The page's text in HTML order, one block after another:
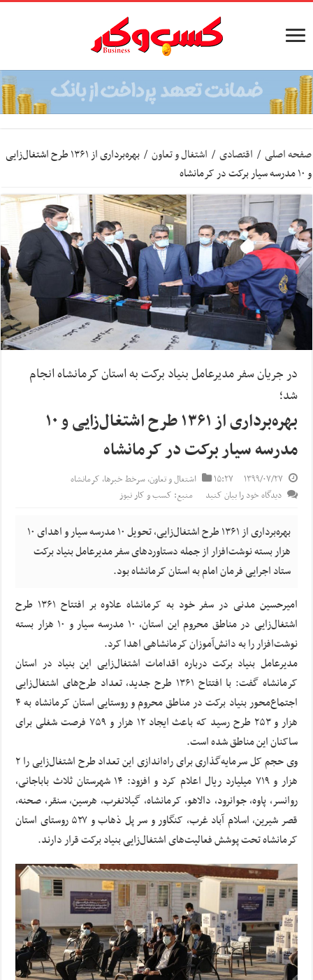
صفحه اصلی / اقتصادی / اشتغال و تعاون /
بهره‌برداری از ۱۳۶۱ طرح اشتغال‌زایی
و ۱۰ مدرسه سیار برکت در کرمانشاه
در جریان سفر مدیرعامل بنیاد برکت به استان کرمانشاه انجام
شد؛
بهره‌برداری از ۱۳۶۱ طرح اشتغال‌زایی و ۱۰
مدرسه سیار برکت در کرمانشاه
۱۳۹۹/۰۷/۲۷ ۱۵:۲۷ اشتغال و تعاون,سرخط خبرها, کرمانشاه
دیدگاه خود را بیان کنید
منبع: کسب و کار نیوز
بهره‌برداری از ۱۳۶۱ طرح اشتغال‌زایی، تحویل ۱۰ مدرسه سیار و اهدای ۱۰
هزار بسته نوشت‌افزار از جمله دستاوردهای سفر مدیرعامل بنیاد برکت
ستاد اجرایی فرمان امام به استان کرمانشاه بود.
امیرحسین مدنی در سفر خود به کرمانشاه علاوه بر افتتاح ۱۳۶۱ طرح
اشتغال‌زایی در مناطق محروم این استان، ۱۰ مدرسه سیار و ۱۰ هزار بسته
نوشت‌افزار را به دانش‌آموزان کرمانشاهی اهدا کرد.
مدیرعامل بنیاد برکت درباره اقدامات اشتغال‌زایی این بنیاد در استان
کرمانشاه گفت: با افتتاح ۱۳۶۱ طرح جدید، تعداد طرح‌های اشتغال‌زایی
اجتماع‌محور بنیاد برکت در مناطق محروم و روستایی استان کرمانشاه به ۴
هزار و ۲۵۳ طرح رسید که باعث ایجاد ۱۲ هزار و ۷۵۹ فرصت شغلی برای
ساکنان این مناطق شده است.
وی حجم کل سرمایه‌گذاری برای راه‌اندازی این تعداد طرح اشتغال‌زایی را ۲
هزار و ۷۱۹ میلیارد ریال اعلام کرد و افزود: ۱۴ شهرستان ثلاث باباجانی،
روانسر، پاوه، جوانرود، دالاهو، کرمانشاه، گیلانغرب، هرسین، سنقر، صحنه،
قصر شیرین، اسلام آباد غرب، کنگاور و سر پل‌ ذهاب و ۵۲۷ روستای استان
کرمانشاه تحت پوشش فعالیت‌های اشتغال‌زایی بنیاد برکت قرار دارند.